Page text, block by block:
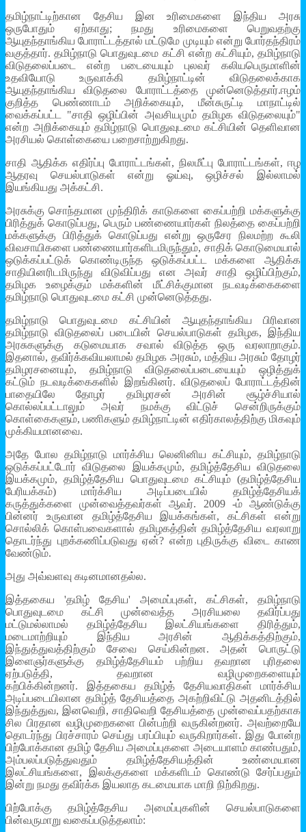
தமிழ்நாட்டிற்கான தேசிய இன உரிமைகளை இந்திய அரசு
ஒருபோதும் ஏற்காது; நமது உரிமைகளை பெறுவதற்கு
ஆயுதந்தாங்கிய போராட்டத்தால் மட்டுமே முடியும் என்று போர்தந்திரம்
வகுத்தார். தமிழ்நாடு பொதுவுடமை கட்சி என்ற கட்சியும், தமிழ்நாடு
விடுதலைப்படை என்ற படையையும் புலவர் கலியபெருமாளின்
உதவியோடு உருவாக்கி தமிழ்நாட்டின் விடுதலைக்காக
ஆயுதந்தாங்கிய விடுதலை போராட்டத்தை முன்னெடுத்தார்.ஈழம்
குறித்த பெண்ணாடம் அறிக்கையும், மீன்சுருட்டி மாநாட்டில்
வைக்கப்பட்ட "சாதி ஒழிப்பின் அவசியமும் தமிழக விடுதலையும்"
என்ற அறிக்கையும் தமிழ்நாடு பொதுவுடமை கட்சியின் தெளிவான
அரசியல் கொள்கையை பறைசாற்றுகிறது.
சாதி ஆதிக்க எதிர்ப்பு போராட்டங்கள், நிலமீட்பு போராட்டங்கள், ஈழ
ஆதரவு செயல்பாடுகள் என்று ஓய்வு, ஒழிச்சல் இல்லாமல்
இயங்கியது அக்கட்சி.
அரசுக்கு சொந்தமான முந்திரிக் காடுகளை கைப்பற்றி மக்களுக்கு
பிரித்துக் கொடுப்பது, பெரும் பண்ணையார்கள் நிலத்தை கைப்பற்றி
மக்களுக்கு பிரித்துக் கொடுப்பது என்று ஒருசேர நிலமற்ற கூலி
விவசாயிகளை பண்ணையார்களிடமிருந்தும், சாதிக் கொடுமையால்
ஒடுக்கப்பட்டுக் கொண்டிருந்த ஒடுக்கப்பட்ட மக்களை ஆதிக்க
சாதியினரிடமிருந்து விடுவிப்பது என அவர் சாதி ஒழிப்பிற்கும்,
தமிழக உழைக்கும் மக்களின் மீட்சிக்குமான நடவடிக்கைகளை
தமிழ்நாடு பொதுவுடமை கட்சி முன்னெடுத்தது.
தமிழ்நாடு பொதுவுடமை கட்சியின் ஆயுதந்தாங்கிய பிரிவான
தமிழ்நாடு விடுதலைப் படையின் செயல்பாடுகள் தமிழக, இந்திய
அரசுகளுக்கு கடுமையாக சவால் விடுத்த ஒரு வரலாறாகும்.
இதனால், தவிர்க்கவியலாமல் தமிழக அரசும், மத்திய அரசும் தோழர்
தமிழரசனையும், தமிழ்நாடு விடுதலைப்படையையும் ஒழித்துக்
கட்டும் நடவடிக்கைகளில் இறங்கினர். விடுதலைப் போராட்டத்தின்
பாதையிலே தோழர் தமிழரசன் அரசின் சூழ்ச்சியால்
கொல்லப்பட்டாலும் அவர் நமக்கு விட்டுச் சென்றிருக்கும்
கொள்கைகளும், பணிகளும் தமிழ்நாட்டின் எதிர்காலத்திற்கு மிகவும்
முக்கியமானவை.
அதே போல தமிழ்நாடு மார்க்சிய லெனினிய கட்சியும், தமிழ்நாடு
ஒடுக்கப்பட்டோர் விடுதலை இயக்கமும், தமிழ்த்தேசிய விடுதலை
இயக்கமும், தமிழ்த்தேசிய பொதுவுடமை கட்சியும் (தமிழ்த்தேசிய
பேரியக்கம்) மார்க்சிய அடிப்படையில் தமிழ்த்தேசியக்
கருத்துக்களை முன்வைத்தவர்கள் ஆவர். 2009 -ம் ஆண்டுக்கு
பின்னர் உருவான தமிழ்த்தேசிய இயக்கங்கள், கட்சிகள் என்று
சொல்லிக் கொள்பவைகளால் தமிழகத்தின் தமிழ்த்தேசிய வரலாறு
தொடர்ந்து புறக்கணிப்படுவது ஏன்? என்ற புதிருக்கு விடை காண
வேண்டும்.
அது அவ்வளவு கடினமானதல்ல.
இத்தகைய 'தமிழ் தேசிய' அமைப்புகள், கட்சிகள், தமிழ்நாடு
பொதுவுடமை கட்சி முன்வைத்த அரசியலை தவிர்ப்பது
மட்டுமல்லாமல் தமிழ்த்தேசிய இலட்சியங்களை திரித்தும்,
மடைமாற்றியும் இந்திய அரசின் ஆதிக்கத்திற்கும்,
இந்துத்துவத்திற்கும் சேவை செய்கின்றன. அதன் பொருட்டு
இளைஞர்களுக்கு தமிழ்த்தேசியம் பற்றிய தவறான புரிதலை
ஏற்படுத்தி, தவறான வழிமுறைகளையும்
கற்பிக்கின்றனர். இத்தகைய தமிழ்த் தேசியவாதிகள் மார்க்சிய
அடிப்படையிலான தமிழ்த் தேசியத்தை அகற்றிவிட்டு அதனிடத்தில்
இந்துத்துவ, இனவெறி, சாதிவெறி தேசியத்தை முன்வைப்பதற்காக
சில பிரதான வழிமுறைகளை பின்பற்றி வருகின்றனர். அவற்றையே
தொடர்ந்து பிரச்சாரம் செய்து பரப்பியும் வருகிறார்கள். இது போன்ற
பிற்போக்கான தமிழ் தேசிய அமைப்புகளை அடையாளம் காண்பதும்,
அம்பலப்படுத்துவதும் தமிழ்த்தேசியத்தின் உண்மையான
இலட்சியங்களை, இலக்குகளை மக்களிடம் கொண்டு சேர்ப்பதும்
இன்று நமது தவிர்க்க இயலாத கடமையாக மாறி நிற்கிறது.
பிற்போக்கு தமிழ்த்தேசிய அமைப்புகளின் செயல்பாடுகளை
பின்வருமாறு வகைப்படுத்தலாம்: